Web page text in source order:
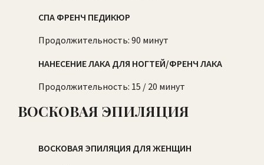
СПА ФРЕНЧ ПЕДИКЮР
Продолжительность: 90 минут
НАНЕСЕНИЕ ЛАКА ДЛЯ НОГТЕЙ/ФРЕНЧ ЛАКА
Продолжительность: 15 / 20 минут
ВОСКОВАЯ ЭПИЛЯЦИЯ
ВОСКОВАЯ ЭПИЛЯЦИЯ ДЛЯ ЖЕНЩИН